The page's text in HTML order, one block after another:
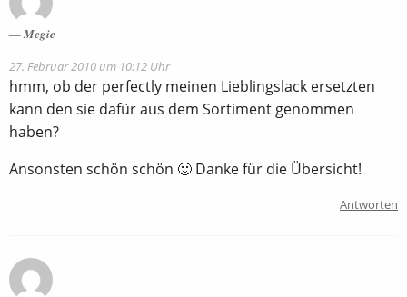
Megie
27. Februar 2010 um 10:12 Uhr
hmm, ob der perfectly meinen Lieblingslack ersetzten
kann den sie dafür aus dem Sortiment genommen
haben?
Ansonsten schön schön 🙂 Danke für die Übersicht!
Antworten